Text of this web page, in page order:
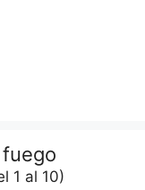
fuego
1 al 10)